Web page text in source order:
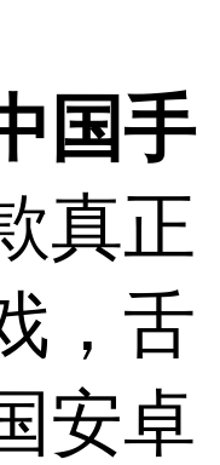
国手
真正
，舌
安卓